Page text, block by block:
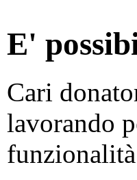
E'
Cari
lavorando